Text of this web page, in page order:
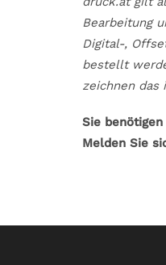
Bearbeitung
Digital-,
bestellt
zeichnen das
Sie
Melden Sie